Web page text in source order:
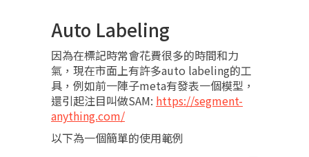
Auto Labeling
因為在標記時常會花費很多的時間和力
氣，現在市面上有許多auto labeling的工
具，例如前一陣子meta有發表一個模型，
還引起注目叫做SAM: https://segment-
anything.com/
以下為一個簡單的使用範例